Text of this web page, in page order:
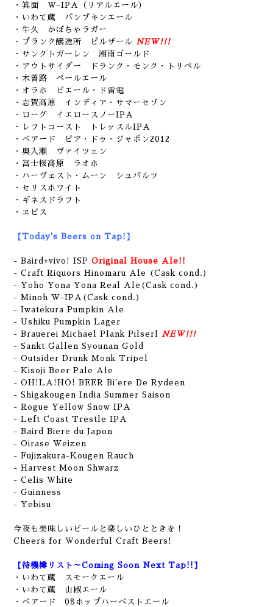
・箕面 W-IPA（リアルエール）
・いわて蔵 パンプキンエール
・牛久 かぼちゃラガー
・プランク醸造所 ピルザール NEW!!!
・サンクトガーレン 湘南ゴールド
・アウトサイダー ドランク・モンク・トリペル
・木曽路 ペールエール
・オラホ ビエール・ド雷電
・志賀高原 インディア・サマーセゾン
・ローグ イエロースノーIPA
・レフトコースト トレッスルIPA
・ベアード ビア・ドゥ・ジャポン2012
・奥入瀬 ヴァイツェン
・富士桜高原 ラオホ
・ハーヴェスト・ムーン シュバルツ
・セリスホワイト
・ギネスドラフト
・ヱビス
【Today's Beers on Tap!】
- Baird+vivo! ISP Original House Ale!!
- Craft Riquors Hinomaru Ale (Cask cond.)
- Yoho Yona Yona Real Ale(Cask cond.)
- Minoh W-IPA(Cask cond.)
- Iwatekura Pumpkin Ale
- Ushiku Pumpkin Lager
- Brauerei Michael Plank Pilserl
NEW!!!
- Sankt Gallen Syounan Gold
- Outsider Drunk Monk Tripel
- Kisoji Beer Pale Ale
- OH!LA!HO! BEER Bi'ere De Rydeen
- Shigakougen India Summer Saison
- Rogue Yellow Snow IPA
- Left Coast Trestle IPA
- Baird Biere du Japon
- Oirase Weizen
- Fujizakura-Kougen Rauch
- Harvest Moon Shwarz
- Celis White
- Guinness
- Yebisu
今夜も美味しいビールと楽しいひとときを！
Cheers for Wonderful Craft Beers!
【待機樽リスト～Coming Soon Next Tap!!】
・いわて蔵 スモークエール
・いわて蔵 山椒エール
・ベアード 08ホップハーベストエール